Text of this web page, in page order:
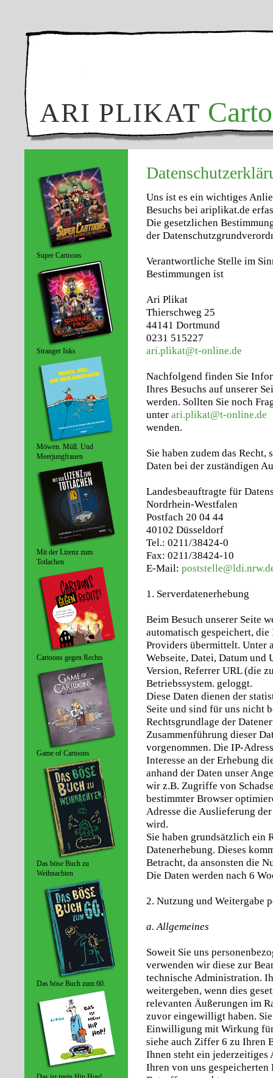
ARI PLIKAT
Super Cartoons
Stranger Inks
Möwen. Müll. Und
Meerjungfrauen
Mit der Lizenz zum
Totlachen
Cartoons gegen Rechts
Game of Cartoons
Das böse Buch zu
Weihnachten
Das böse Buch zum 60.
Uns ist es ein wichtiges
Besuchs bei ariplikat.de
Die gesetzlichen
der
Verantwortliche Stelle im
Bestimmungen ist
Ari Plikat
Thierschweg 25
44141 Dortmund
0231 515227
ari.plikat@t-online.de
Nachfolgend finden Sie
Ihres Besuchs auf unserer
werden. Sollten Sie noch
unter ari.plikat@t-online.de
wenden.
Sie haben zudem das
Daten bei der zuständigen
Landesbeauftragte für
Nordrhein-Westfalen
Postfach 20 04 44
40102 Düsseldorf
Tel.: 0211/38424-0
Fax: 0211/38424-10
E-Mail:
1. Serverdatenerhebung
Beim Besuch unserer Seite
automatisch gespeichert,
Providers übermittelt. Unter
Webseite, Datei, Datum und
Version, Referrer URL (die
Betriebssystem. geloggt.
Diese Daten dienen der
Seite und sind für uns nicht
Rechtsgrundlage der
Zusammenführung dieser
vorgenommen. Die IP-
Interesse an der Erhebung
anhand der Daten unser
wir z.B. Zugriffe von
bestimmter Browser
Adresse die Auslieferung
wird.
Sie haben grundsätzlich ein
Datenerhebung. Dieses
Betracht, da ansonsten die
Die Daten werden nach 6
2. Nutzung und Weitergabe
a. Allgemeines
Soweit Sie uns
verwenden wir diese zur
technische Administration.
weitergeben, wenn dies
relevanten Äußerungen im
zuvor eingewilligt haben.
Einwilligung mit Wirkung
siehe auch Ziffer 6 zu Ihren
Ihnen steht ein
Ihren von uns